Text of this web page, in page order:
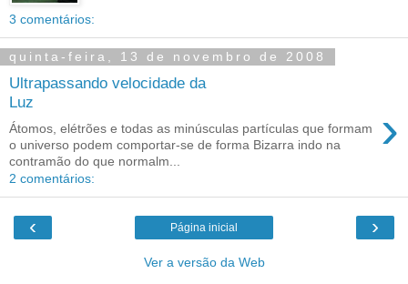
3 comentários:
quinta-feira, 13 de novembro de 2008
Ultrapassando velocidade da
Luz
›
Átomos, elétrões e todas as minúsculas partículas que formam
o universo podem comportar-se de forma Bizarra indo na
contramão do que normalm...
2 comentários:
‹ ›
Página inicial
Ver a versão da Web